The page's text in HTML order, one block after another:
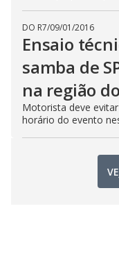
DO R7/09/01/2016
Ensaio
samba de
na região
Motorista deve
horário do evento